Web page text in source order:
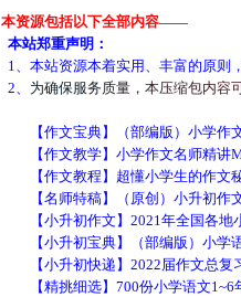
本资源包括以下全部内容——
本站郑重声明：
1、本站资源本着实用、丰富的原则
2、 为确保服务质量 ， 本压缩包内容
【作文宝典】（部编版）小学作文
【作文教学】小学作文名师精讲
【作文教程】超懂小学生的作文秘
【名师特稿】（原创）小升初作文
【小升初作文】2021年全国各地小
【小升初宝典】（部编版）小学语
【小升初快递】2022届作文总复习
【精挑细选】700份小学语文1~6